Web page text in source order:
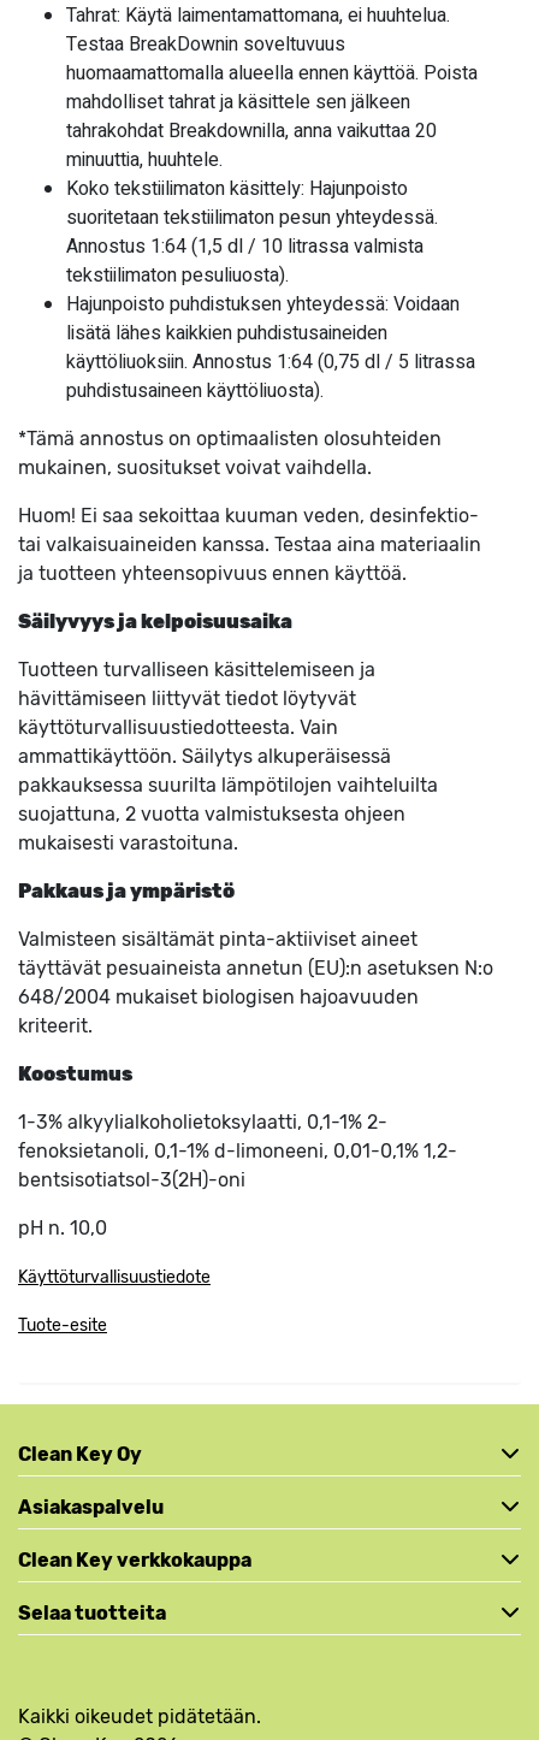
Tahrat: Käytä laimentamattomana, ei huuhtelua.
Testaa BreakDownin soveltuvuus
huomaamattomalla alueella ennen käyttöä. Poista
mahdolliset tahrat ja käsittele sen jälkeen
tahrakohdat Breakdownilla, anna vaikuttaa 20
minuuttia, huuhtele.
Koko tekstiilimaton käsittely: Hajunpoisto
suoritetaan tekstiilimaton pesun yhteydessä.
Annostus 1:64 (1,5 dl / 10 litrassa valmista
tekstiilimaton pesuliuosta).
Hajunpoisto puhdistuksen yhteydessä: Voidaan
lisätä lähes kaikkien puhdistusaineiden
käyttöliuoksiin. Annostus 1:64 (0,75 dl / 5 litrassa
puhdistusaineen käyttöliuosta).
*Tämä annostus on optimaalisten olosuhteiden
mukainen, suositukset voivat vaihdella.
Huom! Ei saa sekoittaa kuuman veden, desinfektio-
tai valkaisuaineiden kanssa. Testaa aina materiaalin
ja tuotteen yhteensopivuus ennen käyttöä.
Säilyvyys ja kelpoisuusaika
Tuotteen turvalliseen käsittelemiseen ja
hävittämiseen liittyvät tiedot löytyvät
käyttöturvallisuustiedotteesta. Vain
ammattikäyttöön. Säilytys alkuperäisessä
pakkauksessa suurilta lämpötilojen vaihteluilta
suojattuna, 2 vuotta valmistuksesta ohjeen
mukaisesti varastoituna.
Pakkaus ja ympäristö
Valmisteen sisältämät pinta-aktiiviset aineet
täyttävät pesuaineista annetun (EU):n asetuksen N:o
648/2004 mukaiset biologisen hajoavuuden
kriteerit.
Koostumus
1-3% alkyylialkoholietoksylaatti, 0,1-1% 2-
fenoksietanoli, 0,1-1% d-limoneeni, 0,01-0,1% 1,2-
bentsisotiatsol-3(2H)-oni
pH n. 10,0
Käyttöturvallisuustiedote
Tuote-esite
Clean Key Oy
Asiakaspalvelu
Clean Key verkkokauppa
Selaa tuotteita
Kaikki oikeudet pidätetään.